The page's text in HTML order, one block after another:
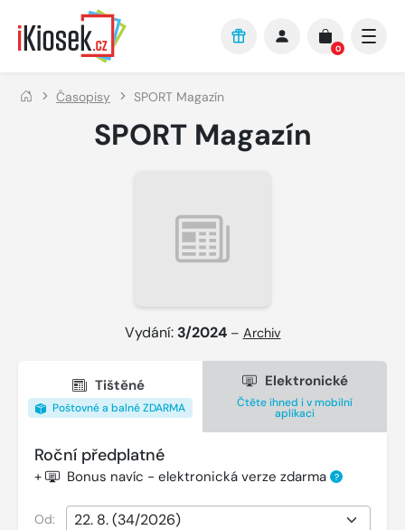
Přejít na hlavní obsah
0
Časopisy SPORT Magazín
SPORT Magazín
Vydání: 3/2024 – Archiv
Tištěné
Poštovné a balné ZDARMA
Elektronické
Čtěte ihned i v mobilní
aplikaci
Roční předplatné
+ Bonus navíc - elektronická verze zdarma ?
Od: